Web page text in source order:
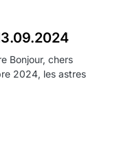
Bonjour, chers
2024, les astres